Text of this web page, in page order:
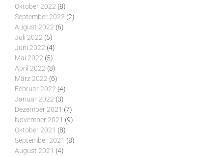
Oktober 2022 (8)
September 2022 (2)
August 2022 (6)
Juli 2022 (5)
Juni 2022 (4)
Mai 2022 (5)
April 2022 (8)
März 2022 (6)
Februar 2022 (4)
Januar 2022 (3)
Dezember 2021 (7)
November 2021 (9)
Oktober 2021 (8)
September 2021 (8)
August 2021 (4)